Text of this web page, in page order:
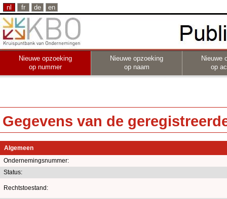
nl fr de en
Nieuwe opzoeking
op nummer
Nieuwe opzoeking
op naam
Nieuwe
op
Gegevens van de
Algemeen
Ondernemingsnummer:
Status:
Rechtstoestand: